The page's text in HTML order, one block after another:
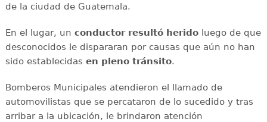
de la ciudad de Guatemala.
En el lugar, un conductor resultó heridoluego de que
desconocidos le dispararan por causas que aún no han
sido establecidas en pleno tránsito.
Bomberos Municipales atendieron el llamado de
automovilistas que se percataron de lo sucedido y tras
arribar a la ubicación, le brindaron atención